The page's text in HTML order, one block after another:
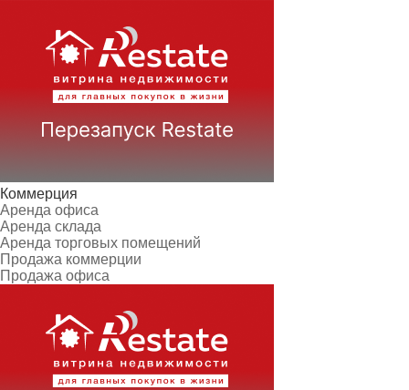
Коммерция
Аренда офиса
Аренда склада
Аренда торговых помещений
Продажа коммерции
Продажа офиса